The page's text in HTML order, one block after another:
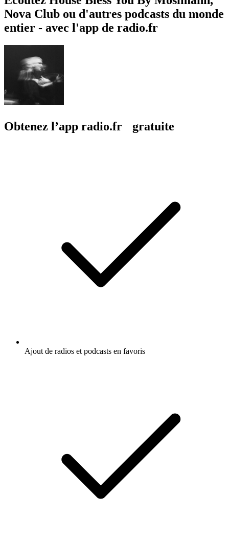
Nova Club ou d'autres podcasts du monde
entier - avec l'app de radio.fr
Obtenez l’app radio.fr gratuite
Ajout de radios et podcasts en favoris